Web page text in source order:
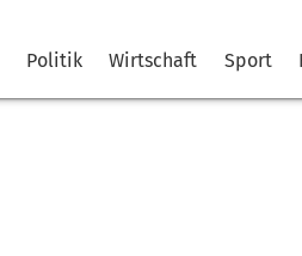
Politik Wirtschaft Sport